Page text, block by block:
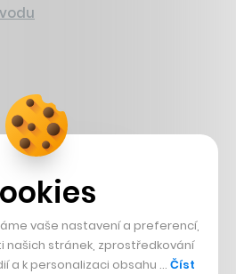
vaše nastavení a preferencí,
našich stránek, zprostředkování
a k personalizaci obsahu … Číst